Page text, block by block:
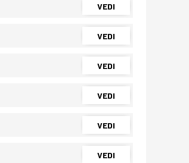
VEDI
VEDI
VEDI
VEDI
VEDI
VEDI